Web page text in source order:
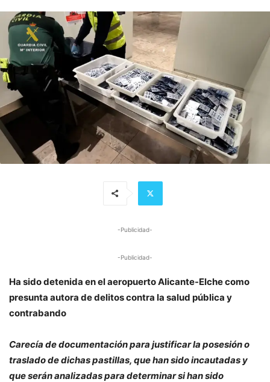
-Publicidad-
-Publicidad-
Ha sido detenida en el aeropuerto Alicante-Elche como
presunta autora de delitos contra la salud pública y
contrabando
Carecía de documentación para justificar la posesión o
traslado de dichas pastillas, que han sido incautadas y
que serán analizadas para determinar si han sido